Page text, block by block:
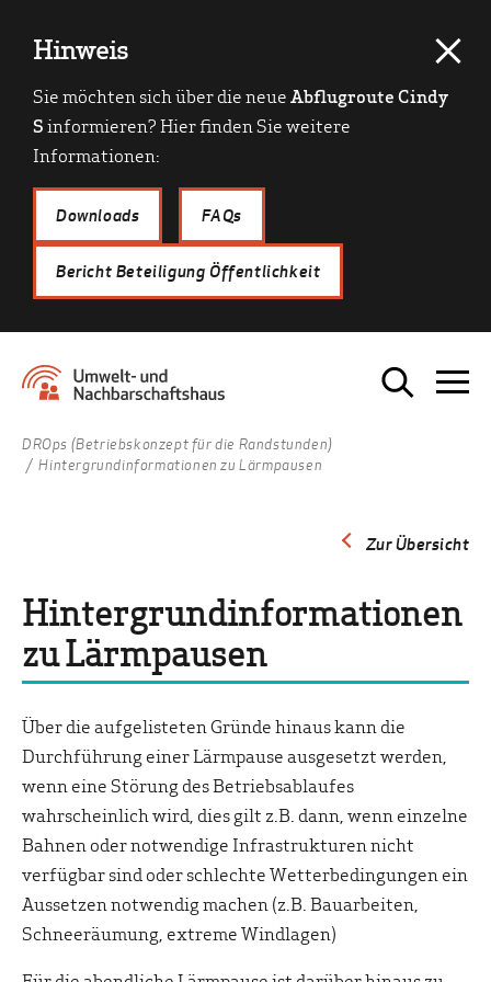
Hinweis
Sie möchten sich über die neueAbflugroute Cindy
Sinformieren? Hier finden Sie weitere
Informationen:
Downloads FAQs
Bericht Beteiligung Öffentlichkeit
DROps (Betriebskonzept für die Randstunden)
Hintergrundinformationen zu Lärmpausen
Zur Übersicht
Hintergrundinformationen
zu Lärmpausen
Über die aufgelisteten Gründe hinaus kann die
Durchführung einer Lärmpause ausgesetzt werden,
wenn eine Störung des Betriebsablaufes
wahrscheinlich wird, dies gilt z.B. dann, wenn einzelne
Bahnen oder notwendige Infrastrukturen nicht
verfügbar sind oder schlechte Wetterbedingungen ein
Aussetzen notwendig machen (z.B. Bauarbeiten,
Schneeräumung, extreme Windlagen)